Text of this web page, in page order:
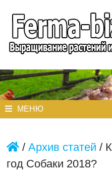
содержимому
МЕНЮ
/ Архив статей /
год Собаки 2018?